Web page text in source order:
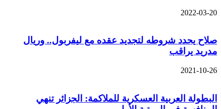
2022-03-20
صلاح يحدد شروطه لتجديد عقده مع ليفربول.. وريال
مدريد يراقب
2021-10-26
البطولة العربية العسكرية للملاكمة: الجزائر تنهي